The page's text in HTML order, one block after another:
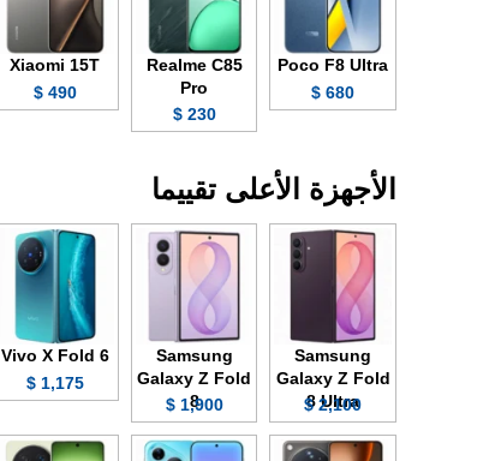
Poco F8 Ultra
680 $
Realme C85
Pro
230 $
Xiaomi 15T
490 $
الأجهزة الأعلى تقييما
Samsung
Galaxy Z Fold
8 Ultra
2,100 $
Samsung
Galaxy Z Fold
8
1,900 $
Vivo X Fold 6
1,175 $